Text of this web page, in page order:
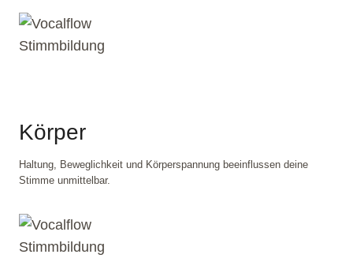
Körper
Haltung, Beweglichkeit und Körperspannung beeinflussen deine
Stimme unmittelbar.